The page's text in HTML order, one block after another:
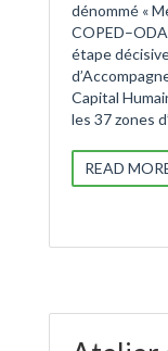
dénommé «
étape
Capital
les 37 zones
READ